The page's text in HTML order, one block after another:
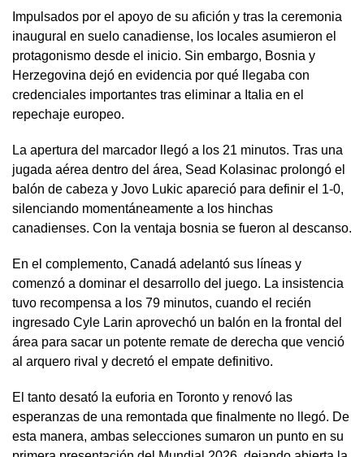
Impulsados por el apoyo de su afición y tras la ceremonia
inaugural en suelo canadiense, los locales asumieron el
protagonismo desde el inicio. Sin embargo, Bosnia y
Herzegovina dejó en evidencia por qué llegaba con
credenciales importantes tras eliminar a Italia en el
repechaje europeo.
La apertura del marcador llegó a los 21 minutos. Tras una
jugada aérea dentro del área, Sead Kolasinac prolongó el
balón de cabeza y Jovo Lukic apareció para definir el 1-0,
silenciando momentáneamente a los hinchas
canadienses. Con la ventaja bosnia se fueron al descanso.
En el complemento, Canadá adelantó sus líneas y
comenzó a dominar el desarrollo del juego. La insistencia
tuvo recompensa a los 79 minutos, cuando el recién
ingresado Cyle Larin aprovechó un balón en la frontal del
área para sacar un potente remate de derecha que venció
al arquero rival y decretó el empate definitivo.
El tanto desató la euforia en Toronto y renovó las
esperanzas de una remontada que finalmente no llegó. De
esta manera, ambas selecciones sumaron un punto en su